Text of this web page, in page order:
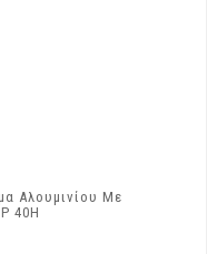
Αλουμινίου Με
40H